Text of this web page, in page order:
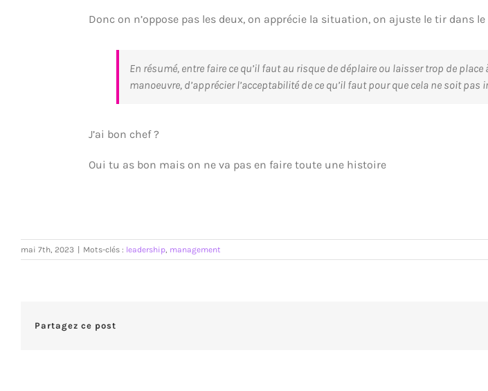
Donc on n’oppose pas les deux, on apprécie la situation, on ajuste le tir dans
En résumé, entre faire ce qu’il faut au risque de déplaire ou laisser trop de
manoeuvre, d’apprécier l’acceptabilité de ce qu’il faut pour que cela ne soit
J’ai bon chef ?
Oui tu as bon mais on ne va pas en faire toute une histoire
mai 7th, 2023 | Mots-clés : leadership management
Partagez ce post